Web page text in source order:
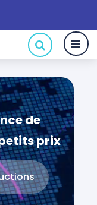
de
prix